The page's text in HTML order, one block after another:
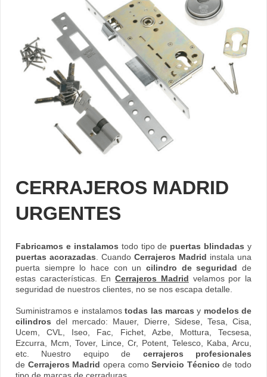
CERRAJEROS MADRID
URGENTES
Fabricamos e instalamos todo tipo de puertas blindadas y
puertas acorazadas . Cuando Cerrajeros Madrid instala una
puerta siempre lo hace con un cilindro de seguridad de
estas características. EnCerrajeros Madrid velamos por la
seguridad de nuestros clientes, no se nos escapa detalle.
Suministramos e instalamostodas las marcas y modelos de
cilindros del mercado: Mauer, Dierre, Sidese, Tesa, Cisa,
Ucem, CVL, Iseo, Fac, Fichet, Azbe, Mottura, Tecsesa,
Ezcurra, Mcm, Tover, Lince, Cr, Potent, Telesco, Kaba, Arcu,
etc. Nuestro equipo de cerrajeros profesionales
de Cerrajeros Madrid opera comoServicio Técnico de todo